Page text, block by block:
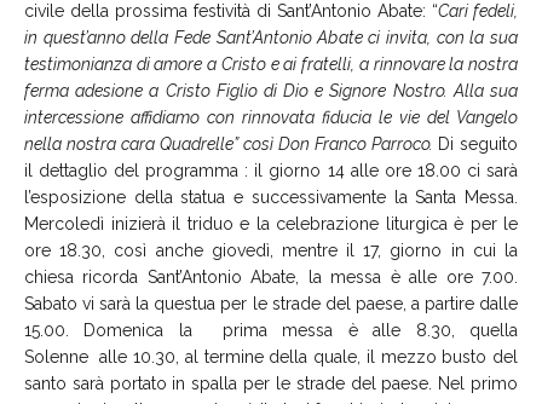
civile della prossima festività di Sant’Antonio Abate: “Cari fedeli,
in quest’anno della Fede Sant’Antonio Abate ci invita, con la sua
testimonianza di amore a Cristo e ai fratelli, a rinnovare la nostra
ferma adesione a Cristo Figlio di Dio e Signore Nostro. Alla sua
intercessione affidiamo con rinnovata fiducia le vie del Vangelo
nella nostra cara Quadrelle” così Don Franco Parroco. Di seguito
il dettaglio del programma : il giorno 14 alle ore 18.00 ci sarà
l’esposizione della statua e successivamente la Santa Messa.
Mercoledì inizierà il triduo e la celebrazione liturgica è per le
ore 18.30, così anche giovedì, mentre il 17, giorno in cui la
chiesa ricorda Sant’Antonio Abate, la messa è alle ore 7.00.
Sabato vi sarà la questua per le strade del paese, a partire dalle
15.00. Domenica la prima messa è alle 8.30, quella
Solenne alle 10.30, al termine della quale, il mezzo busto del
santo sarà portato in spalla per le strade del paese. Nel primo